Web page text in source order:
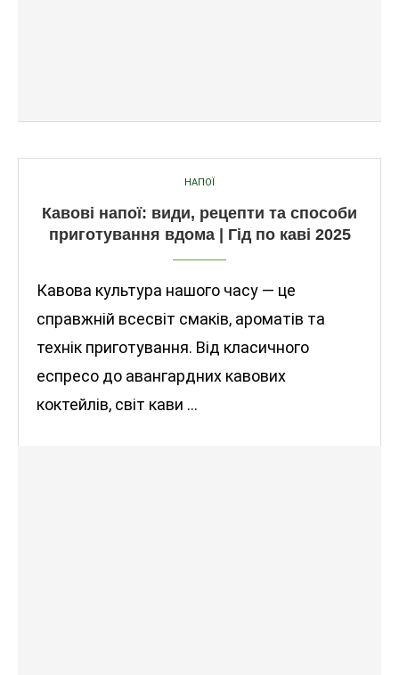
НАПОЇ
Кавові напої: види, рецепти та способи
приготування вдома | Гід по каві 2025
Кавова культура нашого часу — це
справжній всесвіт смаків, ароматів та
технік приготування. Від класичного
еспресо до авангардних кавових
коктейлів, світ кави …